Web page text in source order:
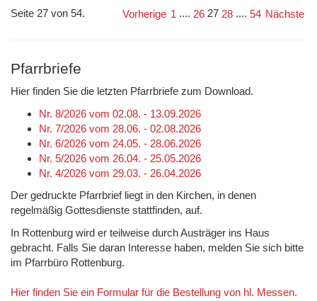
Seite 27 von 54. Vorherige 1 .... 26 27 28 .... 54 Nächste
Pfarrbriefe
Hier finden Sie die letzten Pfarrbriefe zum Download.
Nr. 8/2026 vom 02.08. - 13.09.2026
Nr. 7/2026 vom 28.06. - 02.08.2026
Nr. 6/2026 vom 24.05. - 28.06.2026
Nr. 5/2026 vom 26.04. - 25.05.2026
Nr. 4/2026 vom 29.03. - 26.04.2026
Der gedruckte Pfarrbrief liegt in den Kirchen, in denen
regelmäßig Gottesdienste stattfinden, auf.
In Rottenburg wird er teilweise durch Austräger ins Haus
gebracht. Falls Sie daran Interesse haben, melden Sie sich bitte
im Pfarrbüro Rottenburg.
Hier finden Sie ein Formular für die Bestellung von hl. Messen.